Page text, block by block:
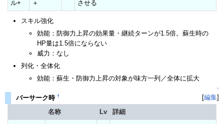
ル+
＋
させる
スキル強化
効能：防御力上昇の効果量・継続ターンが1.5倍。蘇生時の
HP量は1.5倍にならない
威力：なし
列化・全体化
効能：蘇生・防御力上昇の対象が味方一列／全体に拡大
↑
バーサーク時 † [編集]
名称
Lv 詳細